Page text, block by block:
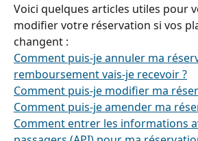
Voici quelques articles utiles pour
modifier votre réservation si vos
changent :
Comment puis-je annuler ma
remboursement vais-je recevoir ?
Comment puis-je modifier ma
Comment puis-je amender ma
Comment entrer les informations